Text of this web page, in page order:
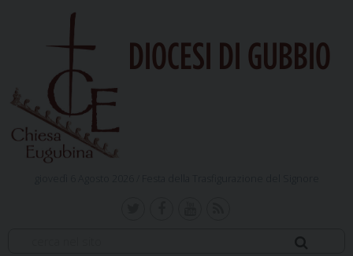
DIOCESI DI GUBBIO